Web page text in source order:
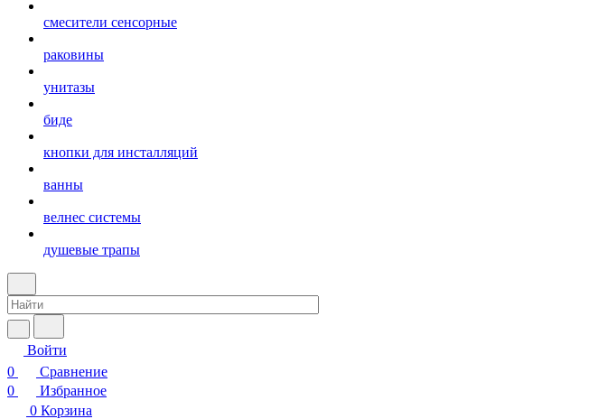
смесители сенсорные
раковины
унитазы
биде
кнопки для инсталляций
ванны
велнес системы
душевые трапы
Войти
0
Сравнение
0
Избранное
0 Корзина